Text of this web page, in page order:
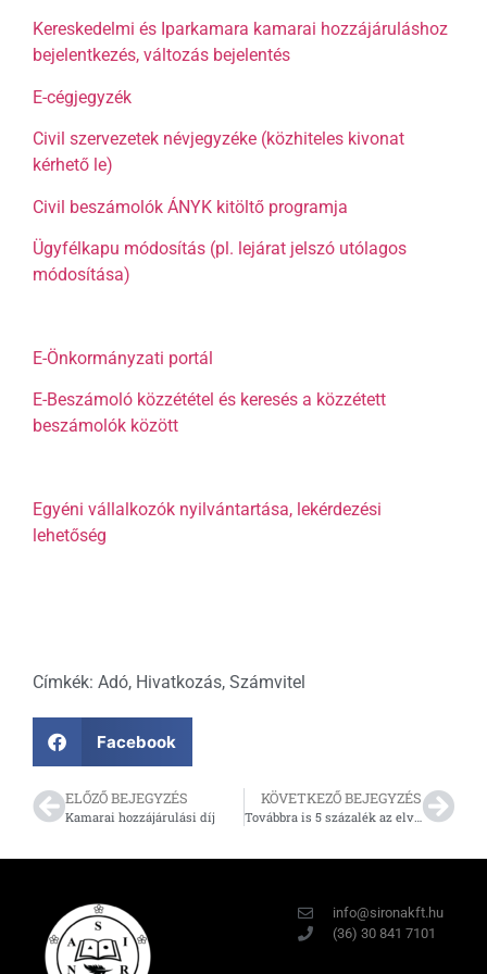
Kereskedelmi és Iparkamara kamarai hozzájáruláshoz
bejelentkezés, változás bejelentés
E-cégjegyzék
Civil szervezetek névjegyzéke (közhiteles kivonat
kérhető le)
Civil beszámolók ÁNYK kitöltő programja
Ügyfélkapu módosítás (pl. lejárat jelszó utólagos
módosítása)
E-Önkormányzati portál
E-Beszámoló közzététel és keresés a közzétett
beszámolók között
Egyéni vállalkozók nyilvántartása, lekérdezési
lehetőség
Címkék: Adó, Hivatkozás, Számvitel
Facebook
ELŐZŐ BEJEGYZÉS
Kamarai hozzájárulási díj
KÖVETKEZŐ BEJEGYZÉS
Továbbra is 5 százalék az elviteles, illetve házhoz szállított étel- és italértékesítés áfája
info@sironakft.hu
(36) 30 841 7101